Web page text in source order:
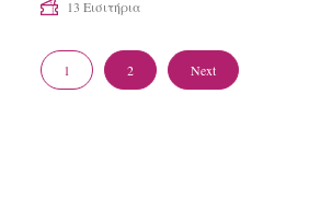
13 Εισιτήρια
1 2 Next